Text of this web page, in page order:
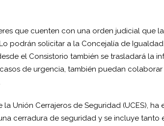
que cuenten con una orden judicial que
podrán solicitar a la Concejalía de
el Consistorio también se trasladará la
de urgencia, también puedan
Unión Cerrajeros de Seguridad (UCES),
cerradura de seguridad y se incluye tanto